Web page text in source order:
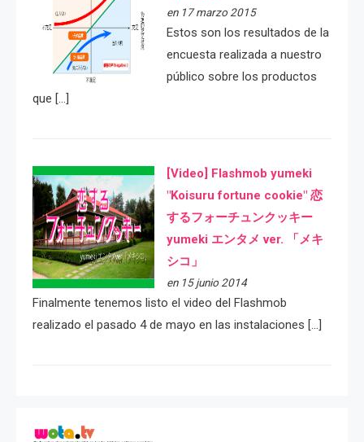
en 17 marzo 2015
Estos son los resultados de la
encuesta realizada a nuestro
público sobre los productos
que […]
[Video] Flashmob yumeki
"Koisuru fortune cookie" 恋
するフォーチュンクッキー
yumeki エンタメ ver. 「メキ
シコ」
en 15 junio 2014
Finalmente tenemos listo el video del Flashmob
realizado el pasado 4 de mayo en las instalaciones […]